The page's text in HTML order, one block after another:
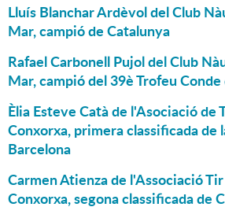
Lluís Blanchar Ardèvol del Club
Mar, campió de Catalunya
Rafael Carbonell Pujol del Club
Mar, campió del 39è Trofeu
Èlia Esteve Catà de l'Asociació de
Conxorxa, primera classificada de
Barcelona
Carmen Atienza de l'Associació
Conxorxa, segona classificada de